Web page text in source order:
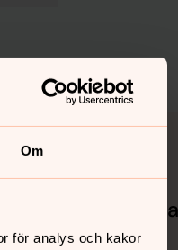
Om
för analys och kakor
Sociala